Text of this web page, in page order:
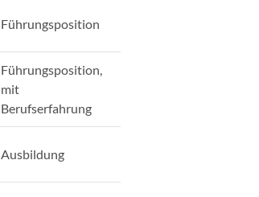
Führungsposition
Führungsposition,
mit
Berufserfahrung
Ausbildung